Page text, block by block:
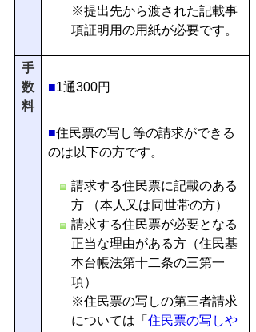
※提出先から渡された記載事
項証明用の用紙が必要です。
手
数
料
■1通300円
■住民票の写し等の請求ができる
のは以下の方です。
請求する住民票に記載のある
方 （本人又は同世帯の方）
請求する住民票が必要となる
正当な理由がある方（住民基
本台帳法第十二条の三第一
項）
※住民票の写しの第三者請求
については「 住民票の写しや